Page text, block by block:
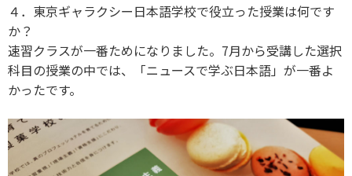
４．東京ギャラクシー日本語学校で役立った授業は何です
か？
速習クラスが一番ためになりました。7月から受講した選択
科目の授業の中では、「ニュースで学ぶ日本語」が一番よ
かったです。